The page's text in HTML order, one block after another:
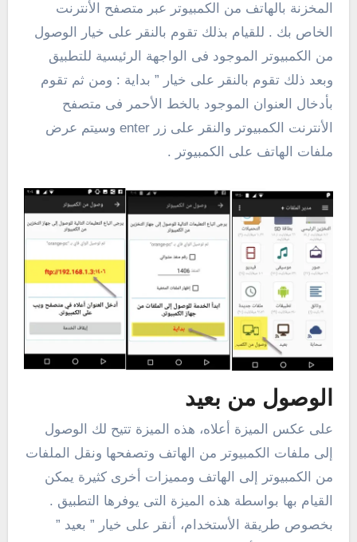
المخزنة بالهاتف من الكمبيوتر عبر متصفح الأنترنت
الخاص بك . للقيام بذلك تقوم بالنقر على خيار الوصول
من الكمبيوتر الموجود فى الواجهة الرئيسية للتطبيق
وبعد ذلك تقوم بالنقر على خيار ” بداية : ومن ثم تقوم
بأدخال العنوان الموجود بالخط الأحمر فى متصفح
الأنترنت الكمبيوتر والنقر على زر enter وسيتم عرض
ملفات الهاتف على الكمبيوتر .
الوصول من بعيد
على عكس الميزة أعلاه، هذه الميزة تتيح لك الوصول
إلى ملفات الكمبيوتر من الهاتف وتصفحها ونقل الملفات
من الكمبيوتر إلى الهاتف ومميزات أخرى كثيرة يمكن
القيام بها بواسطة هذه الميزة التى يوفرها التطبيق .
بخصوص طريقة الأستخدام، أنقر على خيار ” بعيد ”